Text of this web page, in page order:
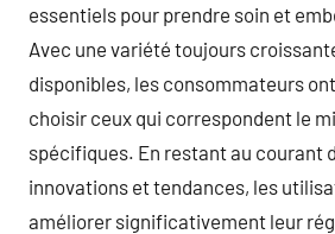
essentiels pour prendre soin et
Avec une variété toujours
disponibles, les consommateurs
choisir ceux qui correspondent le
spécifiques. En restant au courant
innovations et tendances, les
améliorer significativement leur